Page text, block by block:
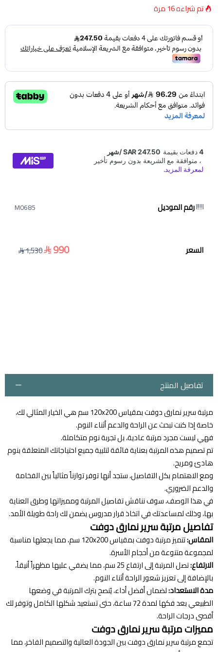
تم شراءه16 مرة
رقم الموديل M0685
السعر 990
1,530
تفاصيل المنتج
مرتبة سرير نمارق دوفت بمقياس 120x200 سم هي الخيار المثالي لك،
خاصة إذا كنت تبحث عن الراحة والدعم أثناء النوم.
فهي ليست مجرد مرتبة عادية، بل تجربة نوم متكاملة.
تم تصميم هذه المرتبة بعناية فائقة لتلبية جميع احتياجاتك المتعلقة بنوم
هادئ ومريح.
ومع الاهتمام بكل التفاصيل، ستجد أنها توفر توازناً مثالياً بين الفخامة
والدعم الضروري.
في هذا الوصف، سوف نناقش تفاصيل المرتبة ومميزاتها وطرق العناية
بها، وذلك لمساعدتك في اتخاذ قرار مدروس يضمن لك راحة طويلة الأمد.
تفاصيل مرتبة سرير نمارق دوفت
المقاس:
تتميز مرتبة دوفت بمقياس 120x200 سم، مما يجعلها مناسبة
لمجموعة متنوعة من أحجام الأسرة.
الارتفاع:
تصل المرتبة إلى ارتفاع 25 سم، مما يضفي عليها مظهراً أنيقاً،
بالإضافة إلى تعزيز شعور الراحة أثناء النوم.
مدة الاستعداد:لضمان أفضل أداء، يُنصح بترك المرتبة في وضعها
الطبيعي بعد فكها لمدة 72 ساعة، حتى تستعيد شكلها الكامل وتوفر لك
أقصى درجات الراحة.
مميزات مرتبة سرير نمارق دوفت
تجمع مرتبة سرير نمارق دوفت بين الجودة العالية والتصميم الفاخر، مما